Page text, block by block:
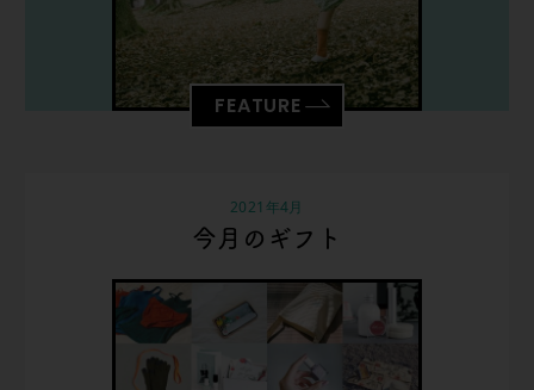
FEATURE
2021年4月
今月のギフト